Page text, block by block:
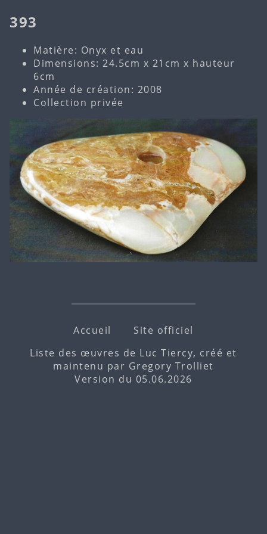
393
Matière: Onyx et eau
Dimensions: 24.5cm x 21cm x hauteur
6cm
Année de création: 2008
Collection privée
Accueil
Site officiel
Liste des œuvres de Luc Tiercy, créé et
maintenu par Gregory Trolliet
Version du 05.06.2026